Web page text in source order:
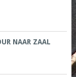
NAAR ZAAL